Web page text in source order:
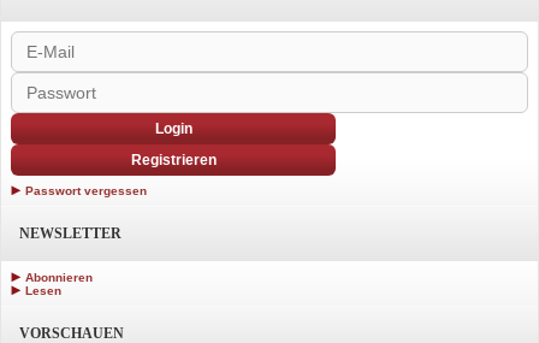
Login
Registrieren
Passwort vergessen
NEWSLETTER
Abonnieren
Lesen
VORSCHAUEN